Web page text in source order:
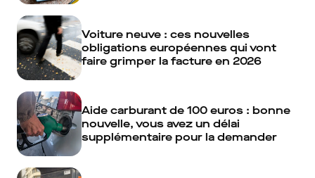
Voiture neuve : ces nouvelles
obligations européennes qui vont
faire grimper la facture en 2026
Aide carburant de 100 euros : bonne
nouvelle, vous avez un délai
supplémentaire pour la demander